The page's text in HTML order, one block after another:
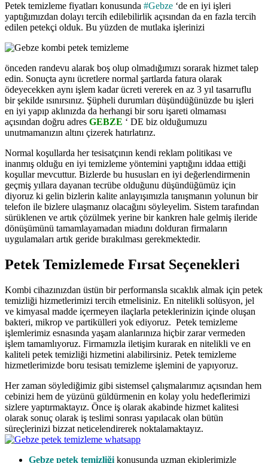
Petek temizleme fiyatları konusunda #Gebze ‘de en iyi işleri
yaptığımızdan dolayı tercih edilebilirlik açısından da en fazla tercih
edilen petekçi olduk. Bu yüzden de mutlaka işlerinizi
önceden randevu alarak boş olup olmadığımızı sorarak hizmet talep
edin. Sonuçta aynı ücretlere normal şartlarda fatura olarak
ödeyecekken aynı işlem kadar ücreti vererek en az 3 yıl tasarruflu
bir şekilde ısınırsınız. Şüpheli durumları düşündüğünüzde bu işleri
en iyi yapıp aklınızda da herhangi bir soru işareti olmaması
açısından doğru adres GEBZE ‘ DE biz olduğumuzu
unutmamanızın altını çizerek hatırlatırız.
Normal koşullarda her tesisatçının kendi reklam politikası ve
inanmış olduğu en iyi temizleme yöntemini yaptığını iddaa ettiği
koşullar mevcuttur. Bizlerde bu hususları en iyi değerlendirmenin
geçmiş yıllara dayanan tecrübe olduğunu düşündüğümüz için
diyoruz ki gelin bizlerin kalite anlayışımızla tanışmanın yolunun bir
telefon ile bizlere ulaşmanız olacağını söyleyelim. Sistem tarafından
sürüklenen ve artık çözülmek yerine bir kankren hale gelmiş ileride
dönüşümünü tamamlayamadan miadını dolduran firmaların
uygulamaları artık geride bırakılması gerekmektedir.
Petek Temizlemede Fırsat Seçenekleri
Kombi cihazınızdan üstün bir performansla sıcaklık almak için petek
temizliği hizmetlerimizi tercih etmelisiniz. En nitelikli solüsyon, jel
ve kimyasal madde içermeyen ilaçlarla peteklerinizin içinde oluşan
bakteri, mikrop ve partikülleri yok ediyoruz. Petek temizleme
işlemlerimiz esnasında yaşam alanlarınıza hiçbir zarar vermeden
işlem tamamlıyoruz. Firmamızla iletişim kurarak en nitelikli ve en
kaliteli petek temizliği hizmetini alabilirsiniz. Petek temizleme
hizmetlerimizde boru tesisatı temizleme işlemini de yapıyoruz.
Her zaman söylediğimiz gibi sistemsel çalışmalarımız açısından hem
cebinizi hem de yüzünü güldürmenin en kolay yolu hedeflerimizi
sizlere yaptırmaktayız. Önce iş olarak akabinde hizmet kalitesi
olarak sonuç olarak iş teslimi sonrası yapılacak olan bütün
süreçlerinizi bizzat neticelendirerek noktalamaktayız.
Gebze petek temizliği konusunda uzman ekiplerimizle